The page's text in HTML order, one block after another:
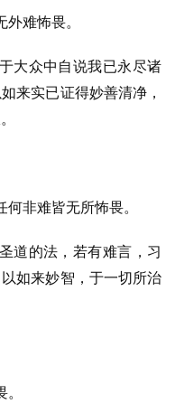
难怖畏。
大众中自说我已永尽诸
来实已证得妙善清净，
非难皆无所怖畏。
道的法，若有难言，习
如来妙智，于一切所治